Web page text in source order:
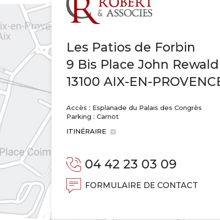
Les Patios de Forbin
9 Bis Place John Rewald
13100 AIX-EN-
Accès : Esplanade du Palais des Congrès
Parking : Carnot
ITINÉRAIRE
04 42 23 03 09
FORMULAIRE DE CONTACT